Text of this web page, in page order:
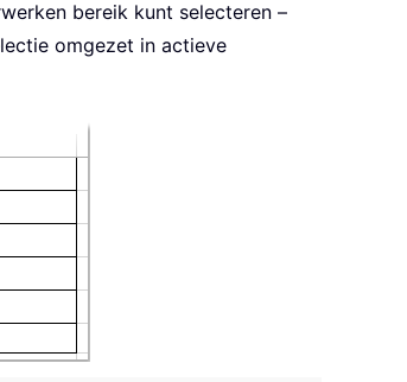
bereik kunt selecteren –
omgezet in actieve